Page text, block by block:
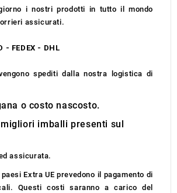
i nostri prodotti in tutto il mondo
assicurati.
- FEDEX - DHL
spediti dalla nostra logistica di
o costo nascosto.
imballi presenti sul
assicurata.
Extra UE prevedono il pagamento di
Questi costi saranno a carico del